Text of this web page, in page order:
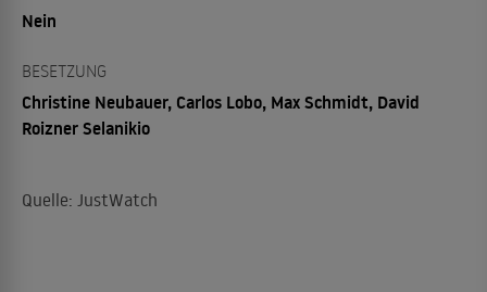
Nein
BESETZUNG
Christine Neubauer, Carlos Lobo, Max Schmidt, David
Roizner Selanikio
Quelle: JustWatch